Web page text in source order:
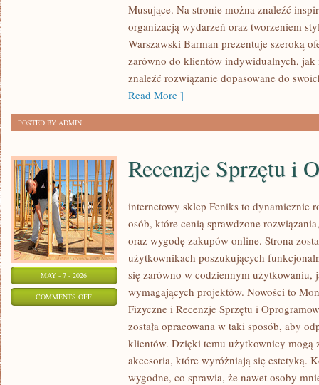
BROWARNICTWO
Musujące. Na stronie można znaleźć
organizacją wydarzeń oraz tworzeniem
Warszawski Barman prezentuje szeroką
zarówno do klientów indywidualnych,
znaleźć rozwiązanie dopasowane do
Read More ]
POSTED BY ADMIN
MAY - 7 - 2026
COMMENTS OFFON
OPROGRAMOWANIA
Recenzje Sprzętu i
internetowy sklep Feniks to dynamicznie
osób, które cenią sprawdzone
oraz wygodę zakupów online. Strona
użytkownikach poszukujących
się zarówno w codziennym użytkowaniu,
wymagających projektów. Nowości to
Fizyczne i Recenzje Sprzętu i
została opracowana w taki sposób, aby
klientów. Dzięki temu użytkownicy mogą
akcesoria, które wyróżniają się estetyką.
wygodne, co sprawia, że nawet osoby